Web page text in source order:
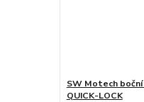
SW Motech
QUICK-LOCK